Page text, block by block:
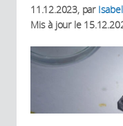
11.12.2023, par
Mis à jour le